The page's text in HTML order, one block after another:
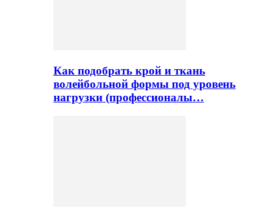
Как подобрать крой и ткань
волейбольной формы под уровень
нагрузки (профессионалы…